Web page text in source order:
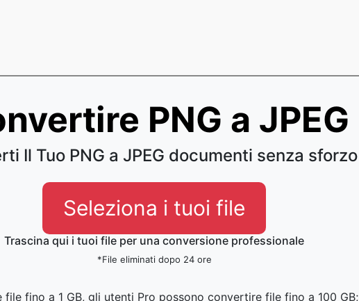
PNG a JPEG
Il Tuo PNG a JPEG documenti senza sforzo
Seleziona i tuoi file
Trascina qui i tuoi file per una conversione professionale
*File eliminati dopo 24 ore
fino a 1 GB, gli utenti Pro possono convertire file fino a 100 GB;